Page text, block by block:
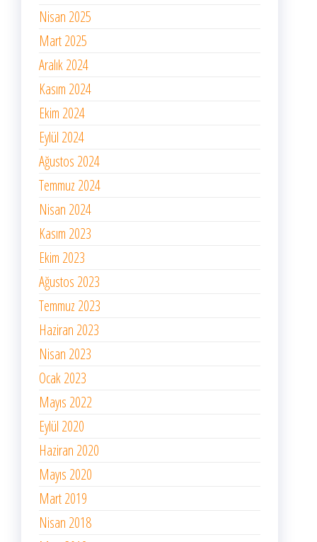
Nisan 2025
Mart 2025
Aralık 2024
Kasım 2024
Ekim 2024
Eylül 2024
Ağustos 2024
Temmuz 2024
Nisan 2024
Kasım 2023
Ekim 2023
Ağustos 2023
Temmuz 2023
Haziran 2023
Nisan 2023
Ocak 2023
Mayıs 2022
Eylül 2020
Haziran 2020
Mayıs 2020
Mart 2019
Nisan 2018